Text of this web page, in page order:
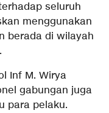
seluruh
menggunakan
berada di wilayah
Inf M. Wirya
gabungan juga
para pelaku.